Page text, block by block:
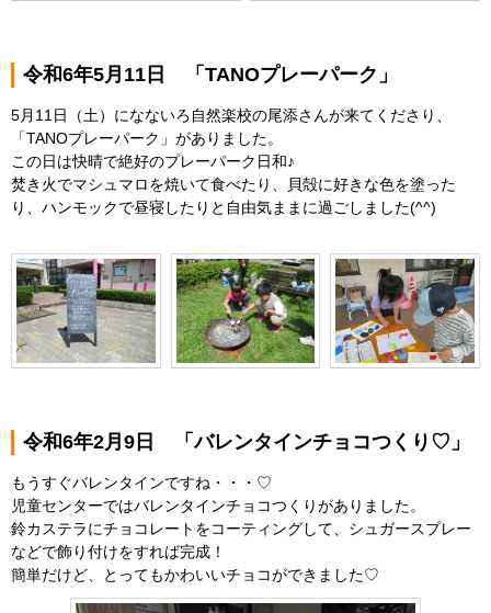
令和6年5月11日 「TANOプレーパーク」
5月11日（土）になないろ自然楽校の尾添さんが来てくださり、
「TANOプレーパーク」がありました。
この日は快晴で絶好のプレーパーク日和♪
焚き火でマシュマロを焼いて食べたり、貝殻に好きな色を塗った
り、ハンモックで昼寝したりと自由気ままに過ごしました(^^)
令和6年2月9日 「バレンタインチョコつくり♡」
もうすぐバレンタインですね・・・♡
児童センターではバレンタインチョコつくりがありました。
鈴カステラにチョコレートをコーティングして、シュガースプレー
などで飾り付けをすれば完成！
簡単だけど、とってもかわいいチョコができました♡